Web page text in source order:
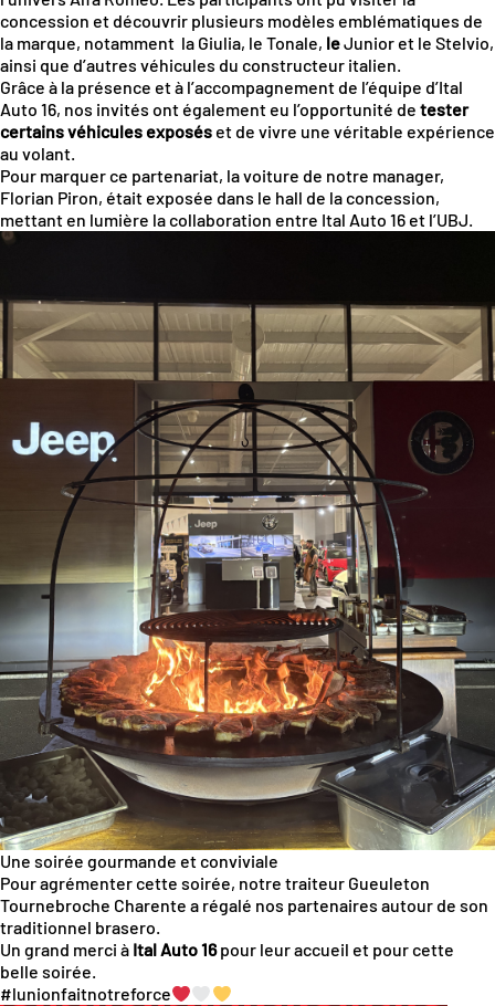
concession et découvrir plusieurs modèles emblématiques de
la marque, notamment la Giulia, le Tonale, leJunior et le Stelvio,
ainsi que d’autres véhicules du constructeur italien.
Grâce à la présence et à l’accompagnement de l’équipe d’Ital
Auto 16, nos invités ont également eu l’opportunité de tester
certains véhicules exposés et de vivre une véritable expérience
au volant.
Pour marquer ce partenariat, la voiture de notre manager,
Florian Piron, était exposée dans le hall de la concession,
mettant en lumière la collaboration entre Ital Auto 16 et l’UBJ.
Une soirée gourmande et conviviale
Pour agrémenter cette soirée, notre traiteur Gueuleton
Tournebroche Charente a régalé nos partenaires autour de son
traditionnel brasero.
Un grand merci à Ital Auto 16pour leur accueil et pour cette
belle soirée.
#lunionfaitnotreforce